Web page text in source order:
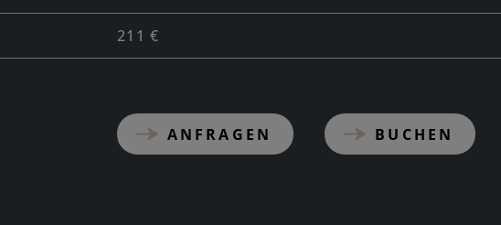
211 €
ANFRAGEN BUCHEN